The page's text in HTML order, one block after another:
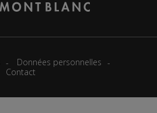
Données personnelles
Contact